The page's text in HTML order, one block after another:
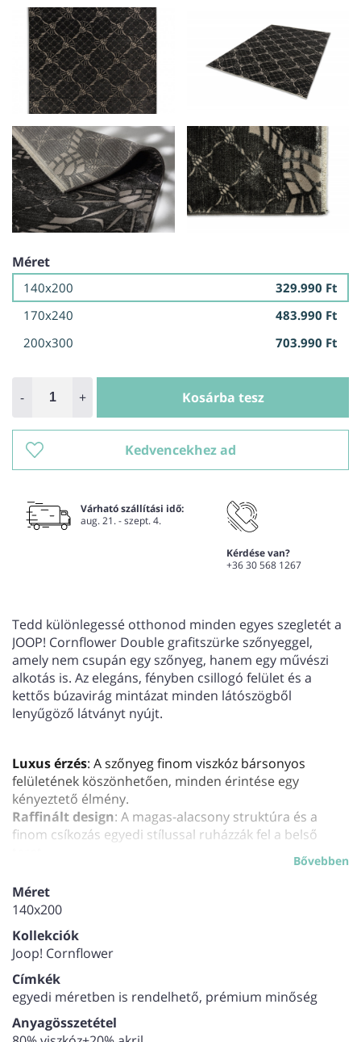
Méret
140x200
329.990 Ft
170x240
483.990 Ft
200x300
703.990 Ft
- + Kosárba tesz
Kedvencekhez ad
Várható szállítási idő:
aug. 21. - szept. 4.
Kérdése van?
+36 30 568 1267
Tedd különlegessé otthonod minden egyes szegletét a
JOOP! Cornflower Double grafitszürke szőnyeggel,
amely nem csupán egy szőnyeg, hanem egy művészi
alkotás is. Az elegáns, fényben csillogó felület és a
kettős búzavirág mintázat minden látószögből
lenyűgöző látványt nyújt.
Luxus érzés: A szőnyeg finom viszkóz bársonyos
felületének köszönhetően, minden érintése egy
kényeztető élmény.
Raffinált design: A magas-alacsony struktúra és a
finom csíkozás egyedi stílussal ruházzák fel a belső
: A szőnyeg színei változnak a fény
beesési szögétől függően, így minden pillanatban új
arcát mutatja.
magas szálak ellenállnak a mindennapos használatnak,
és egy egyszerű lapos szívófejjel könnyedén tisztán
tartható.
Természetes szépség: A termék természetességéből
tovább növeli a textúráját és egyediségét.
Bővebben
Méret
140x200
Kollekciók
Joop! Cornflower
Címkék
egyedi méretben is rendelhető, prémium minőség
Anyagösszetétel